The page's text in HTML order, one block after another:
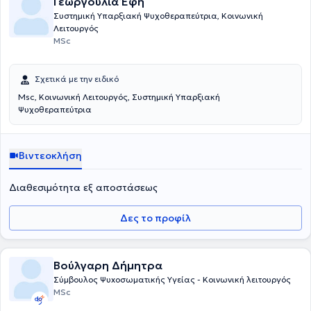
Συστημική Υπαρξιακή Ψυχοθεραπεύτρια, Κοινωνική
Λειτουργός
MSc
Σχετικά με την ειδικό
Msc, Κοινωνική Λειτουργός, Συστημική Υπαρξιακή
Ψυχοθεραπεύτρια
Βιντεοκλήση
Διαθεσιμότητα εξ αποστάσεως
Δες το προφίλ
Βούλγαρη Δήμητρα
Σύμβουλος Ψυxoσωματικής Υγείας - Κοινωνική λειτουργός
MSc